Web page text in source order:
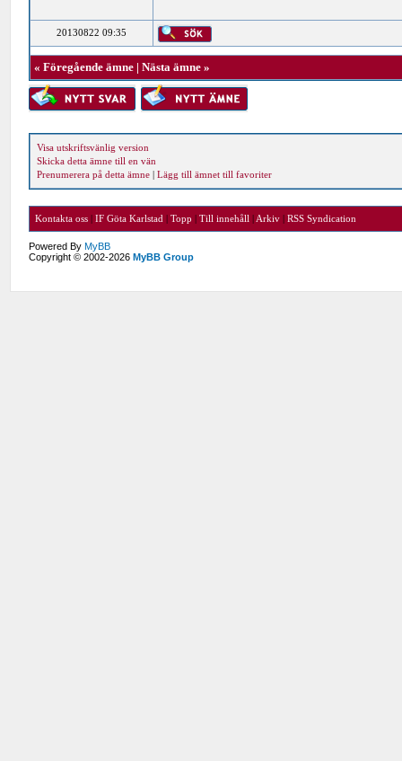
20130822 09:35
«Föregående ämne |Nästa ämne »
Visa utskriftsvänlig version
Skicka detta ämne till en vän
Prenumerera på detta ämne |Lägg till ämnet till favoriter
Kontakta oss |IF Göta Karlstad |Topp |Till innehåll | Arkiv |RSS Syndication
Powered ByMyBB
Copyright © 2002-2026MyBB Group